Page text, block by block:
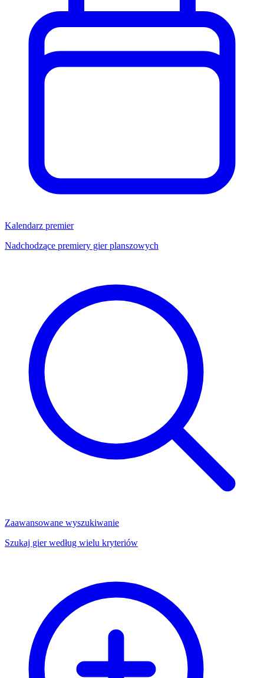
Kalendarz premier
Nadchodzące premiery gier planszowych
Zaawansowane wyszukiwanie
Szukaj gier według wielu kryteriów